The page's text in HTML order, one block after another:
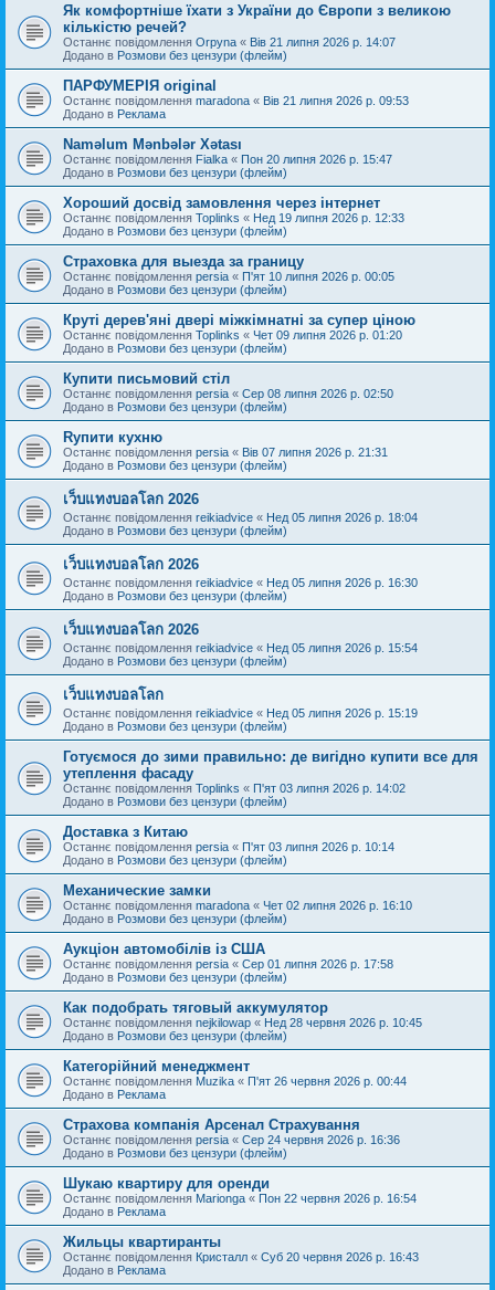
Як комфортніше їхати з України до Європи з великою
кількістю речей?
Останнє повідомлення Orpyna « Вів 21 липня 2026 р. 14:07
Додано в Розмови без цензури (флейм)
ПАРФУМЕРІЯ original
Останнє повідомлення maradona « Вів 21 липня 2026 р. 09:53
Додано в Реклама
Naməlum Mənbələr Xətası
Останнє повідомлення Fialka « Пон 20 липня 2026 р. 15:47
Додано в Розмови без цензури (флейм)
Хороший досвід замовлення через інтернет
Останнє повідомлення Toplinks « Нед 19 липня 2026 р. 12:33
Додано в Розмови без цензури (флейм)
Страховка для выезда за границу
Останнє повідомлення persia « П'ят 10 липня 2026 р. 00:05
Додано в Розмови без цензури (флейм)
Круті дерев'яні двері міжкімнатні за супер ціною
Останнє повідомлення Toplinks « Чет 09 липня 2026 р. 01:20
Додано в Розмови без цензури (флейм)
Купити письмовий стіл
Останнє повідомлення persia « Сер 08 липня 2026 р. 02:50
Додано в Розмови без цензури (флейм)
Rупити кухню
Останнє повідомлення persia « Вів 07 липня 2026 р. 21:31
Додано в Розмови без цензури (флейм)
เว็บแทงบอลโลก 2026
Останнє повідомлення reikiadvice « Нед 05 липня 2026 р. 18:04
Додано в Розмови без цензури (флейм)
เว็บแทงบอลโลก 2026
Останнє повідомлення reikiadvice « Нед 05 липня 2026 р. 16:30
Додано в Розмови без цензури (флейм)
เว็บแทงบอลโลก 2026
Останнє повідомлення reikiadvice « Нед 05 липня 2026 р. 15:54
Додано в Розмови без цензури (флейм)
เว็บแทงบอลโลก
Останнє повідомлення reikiadvice « Нед 05 липня 2026 р. 15:19
Додано в Розмови без цензури (флейм)
Готуємося до зими правильно: де вигідно купити все для
утеплення фасаду
Останнє повідомлення Toplinks « П'ят 03 липня 2026 р. 14:02
Додано в Розмови без цензури (флейм)
Доставка з Китаю
Останнє повідомлення persia « П'ят 03 липня 2026 р. 10:14
Додано в Розмови без цензури (флейм)
Механические замки
Останнє повідомлення maradona « Чет 02 липня 2026 р. 16:10
Додано в Розмови без цензури (флейм)
Аукціон автомобілів із США
Останнє повідомлення persia « Сер 01 липня 2026 р. 17:58
Додано в Розмови без цензури (флейм)
Как подобрать тяговый аккумулятор
Останнє повідомлення nejkilowap « Нед 28 червня 2026 р. 10:45
Додано в Розмови без цензури (флейм)
Категорійний менеджмент
Останнє повідомлення Muzika « П'ят 26 червня 2026 р. 00:44
Додано в Реклама
Страхова компанія Арсенал Страхування
Останнє повідомлення persia « Сер 24 червня 2026 р. 16:36
Додано в Розмови без цензури (флейм)
Шукаю квартиру для оренди
Останнє повідомлення Marionga « Пон 22 червня 2026 р. 16:54
Додано в Реклама
Жильцы квартиранты
Останнє повідомлення Кристалл « Суб 20 червня 2026 р. 16:43
Додано в Реклама